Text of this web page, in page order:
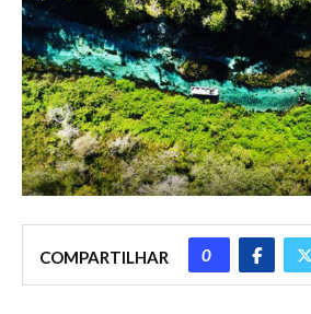
COMPARTILHAR 0